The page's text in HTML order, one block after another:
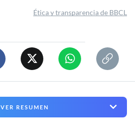
Ética y transparencia de BBCL
VER RESUMEN